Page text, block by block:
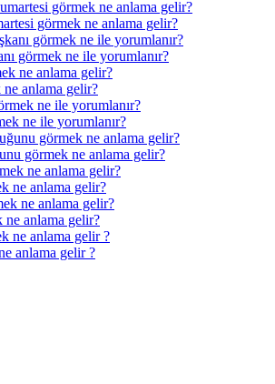
görmek ne anlama gelir?
görmek ne ile yorumlanır?
anlama gelir?
ne ile yorumlanır?
görmek ne anlama gelir?
ne anlama gelir?
ne anlama gelir?
anlama gelir ?